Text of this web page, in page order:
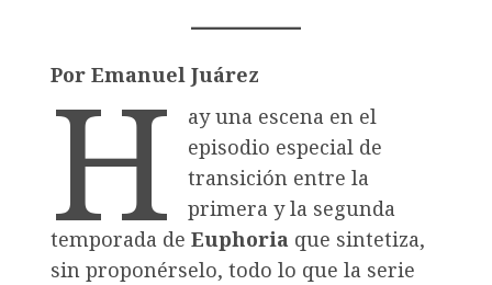
Por Emanuel Juárez
H
ay una escena en el
episodio especial de
transición entre la
primera y la segunda
temporada de Euphoria que sintetiza,
sin proponérselo, todo lo que la serie